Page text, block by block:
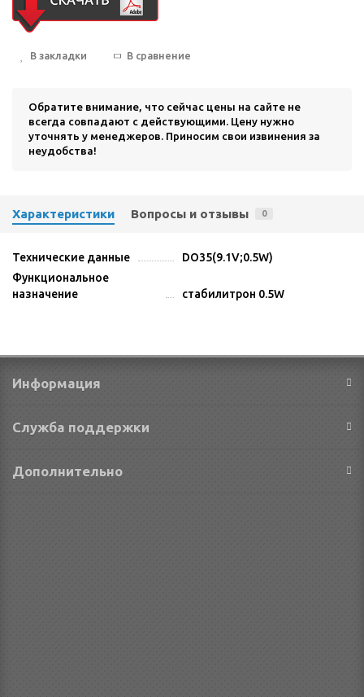
В закладки В сравнение
Обратите внимание, что сейчас цены на сайте не
всегда совпадают с действующими. Цену нужно
уточнять у менеджеров. Приносим свои извинения за
неудобства!
Характеристики Вопросы и отзывы 0
Технические данные
DO35(9.1V;0.5W)
Функциональное
назначение
стабилитрон 0.5W
Информация
Служба поддержки
Дополнительно